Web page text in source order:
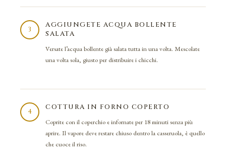
3
AGGIUNGETE ACQUA BOLLENTE
SALATA
Versate l’acqua bollente già salata tutta in una volta. Mescolate
una volta sola, giusto per distribuire i chicchi.
4
COTTURA IN FORNO COPERTO
Coprite con il coperchio e infornate per 18 minuti senza più
aprire. Il vapore deve restare chiuso dentro la casseruola, è quello
che cuoce il riso.